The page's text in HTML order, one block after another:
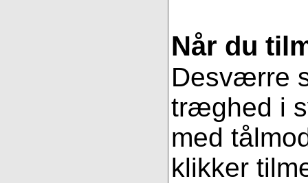
Når du
Desværre
træghed i
med
klikker